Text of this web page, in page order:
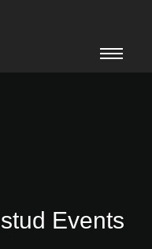
Events